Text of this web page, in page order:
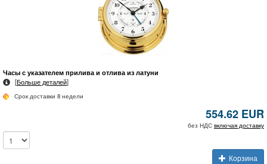
Часы с указателем прилива и отлива из латуни
[Больше деталей]
Срок доставки 8 недели
554.62 EUR
без НДС включая доставку
Корзина